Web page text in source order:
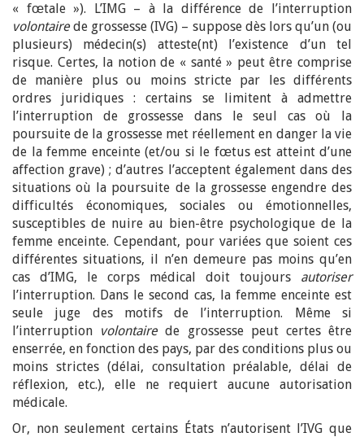
« fœtale »). L’IMG – à la différence de l’interruption
volontairede grossesse (IVG) – suppose dès lors qu’un (ou
plusieurs) médecin(s) atteste(nt) l’existence d’un tel
risque. Certes, la notion de « santé » peut être comprise
de manière plus ou moins stricte par les différents
ordres juridiques : certains se limitent à admettre
l’interruption de grossesse dans le seul cas où la
poursuite de la grossesse met réellement en danger la vie
de la femme enceinte (et/ou si le fœtus est atteint d’une
affection grave) ; d’autres l’acceptent également dans des
situations où la poursuite de la grossesse engendre des
difficultés économiques, sociales ou émotionnelles,
susceptibles de nuire au bien-être psychologique de la
femme enceinte. Cependant, pour variées que soient ces
différentes situations, il n’en demeure pas moins qu’en
cas d’IMG, le corps médical doit toujours autoriser
l’interruption. Dans le second cas, la femme enceinte est
seule juge des motifs de l’interruption. Même si
l’interruption volontairede grossesse peut certes être
enserrée, en fonction des pays, par des conditions plus ou
moins strictes (délai, consultation préalable, délai de
réflexion, etc.), elle ne requiert aucune autorisation
médicale.
Or, non seulement certains États n’autorisent l’IVG que